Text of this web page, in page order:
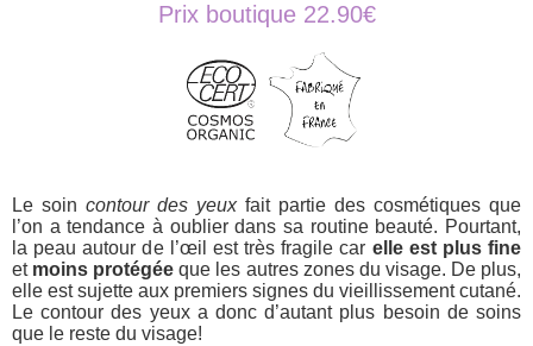
Prix boutique 22.90€
Le soin contour des yeuxfait partie des cosmétiques que
l’on a tendance à oublier dans sa routine beauté. Pourtant,
la peau autour de l’œil est très fragile car elle est plus fine
et moins protégée que les autres zones du visage. De plus,
elle est sujette aux premiers signes du vieillissement cutané.
Le contour des yeux a donc d’autant plus besoin de soins
que le reste du visage!